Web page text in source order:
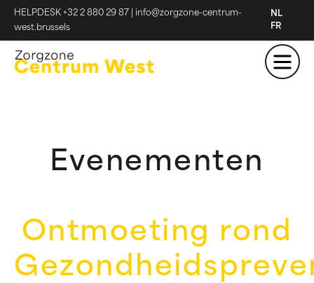
HELPDESK +32 2 880 29 87
info@zorgzone-centrum-
west.brussels
NL
FR
Evenementen
Ontmoeting rond